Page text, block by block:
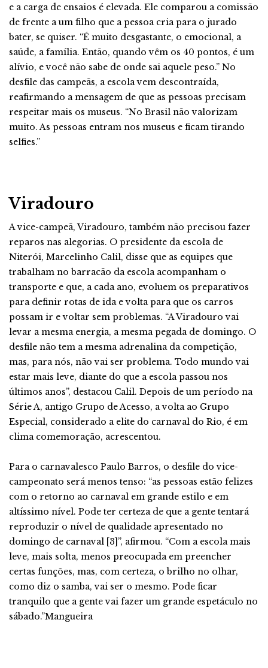
e a carga de ensaios é elevada. Ele comparou a comissão
de frente a um filho que a pessoa cria para o jurado
bater, se quiser. “É muito desgastante, o emocional, a
saúde, a família. Então, quando vêm os 40 pontos, é um
alívio, e você não sabe de onde sai aquele peso.” No
desfile das campeãs, a escola vem descontraída,
reafirmando a mensagem de que as pessoas precisam
respeitar mais os museus. “No Brasil não valorizam
muito. As pessoas entram nos museus e ficam tirando
selfies.”
Viradouro
A vice-campeã, Viradouro, também não precisou fazer
reparos nas alegorias. O presidente da escola de
Niterói, Marcelinho Calil, disse que as equipes que
trabalham no barracão da escola acompanham o
transporte e que, a cada ano, evoluem os preparativos
para definir rotas de ida e volta para que os carros
possam ir e voltar sem problemas. “A Viradouro vai
levar a mesma energia, a mesma pegada de domingo. O
desfile não tem a mesma adrenalina da competição,
mas, para nós, não vai ser problema. Todo mundo vai
estar mais leve, diante do que a escola passou nos
últimos anos”, destacou Calil. Depois de um período na
Série A, antigo Grupo de Acesso, a volta ao Grupo
Especial, considerado a elite do carnaval do Rio, é em
clima comemoração, acrescentou.
Para o carnavalesco Paulo Barros, o desfile do vice-
campeonato será menos tenso: “as pessoas estão felizes
com o retorno ao carnaval em grande estilo e em
altíssimo nível. Pode ter certeza de que a gente tentará
reproduzir o nível de qualidade apresentado no
domingo de carnaval [3]”, afirmou. “Com a escola mais
leve, mais solta, menos preocupada em preencher
certas funções, mas, com certeza, o brilho no olhar,
como diz o samba, vai ser o mesmo. Pode ficar
tranquilo que a gente vai fazer um grande espetáculo no
sábado.”Mangueira